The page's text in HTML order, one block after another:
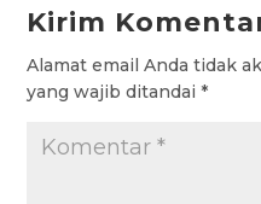
o
o
A
p
e
r
r
a
Kirim
Alamat email Anda tidak
yang wajib ditandai*